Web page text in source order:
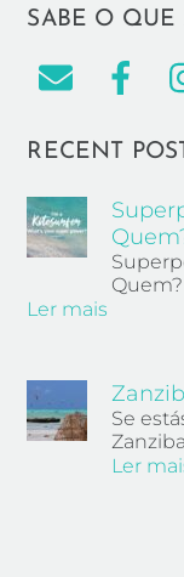
SABE O
RECENT
Quem?
Ler mais
Se
Ler